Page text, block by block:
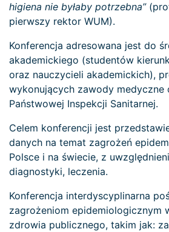
higiena nie byłaby potrzebna”
pierwszy rektor WUM).
Konferencja adresowana jest do
akademickiego (studentów
oraz nauczycieli akademickich),
wykonujących zawody medyczne
Państwowej Inspekcji Sanitarnej.
Celem konferencji jest
danych na temat zagrożeń
Polsce i na świecie, z
diagnostyki, leczenia.
Konferencja interdyscyplinarna
zagrożeniom epidemiologicznym
zdrowia publicznego, takim jak: